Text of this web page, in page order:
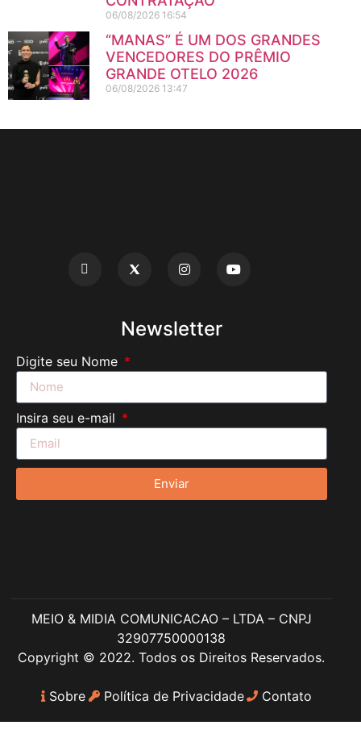
06/08/2026 16:54
“MANAS” É UM DOS GRANDES
VENCEDORES DO PRÊMIO
GRANDE OTELO 2026
06/08/2026 13:47
Newsletter
Digite seu Nome
Insira seu e-mail
Enviar
MEIO & MIDIA COMUNICACAO – LTDA – CNPJ
32907750000138
Copyright © 2022. Todos os Direitos Reservados.
Sobre Política de Privacidade Contato